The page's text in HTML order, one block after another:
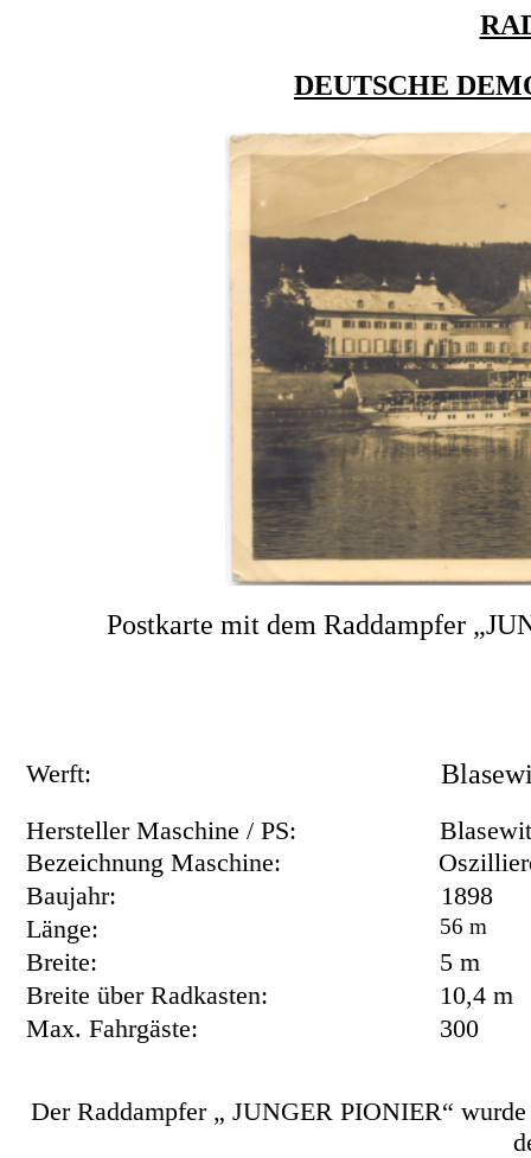
DEUTSCHE
Postkarte mit dem Raddampfer
Werft:
Hersteller Maschine / PS:
Bezeichnung Maschine:
Baujahr:
1898
Länge:
56 m
Breite:
5 m
Breite über Radkasten:
10,4 m
Max. Fahrgäste:
300
Der Raddampfer „ JUNGER PIONIER“